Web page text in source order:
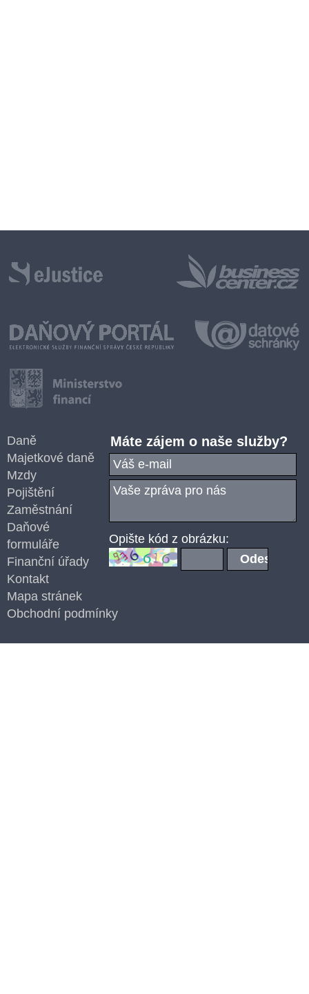
Máte zájem o naše služby?
Opište kód z obrázku:
Daně
Majetkové daně
Mzdy
Pojištění
Zaměstnání
Daňové
formuláře
Finanční úřady
Kontakt
Mapa stránek
Obchodní podmínky